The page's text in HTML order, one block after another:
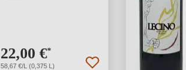
22,00 €*
58,67 €/L (0,375 L)